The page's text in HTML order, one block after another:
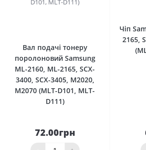
Вал подачі тонеру
поролоновий Samsung
ML-2160, ML-2165, SCX-
3400, SCX-3405, M2020,
M2070 (MLT-D101, MLT-
D111)
72.00грн
Чіп
2165,